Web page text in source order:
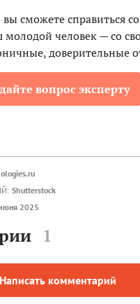
сможете справиться
молодой человек — со
доверительные
вопрос эксперту
Shutterstock
2025
1
Написать комментарий